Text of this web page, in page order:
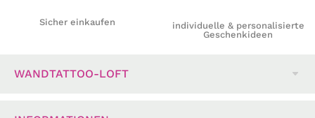
Sicher einkaufen
individuelle & personalisierte
Geschenkideen
WANDTATTOO-LOFT